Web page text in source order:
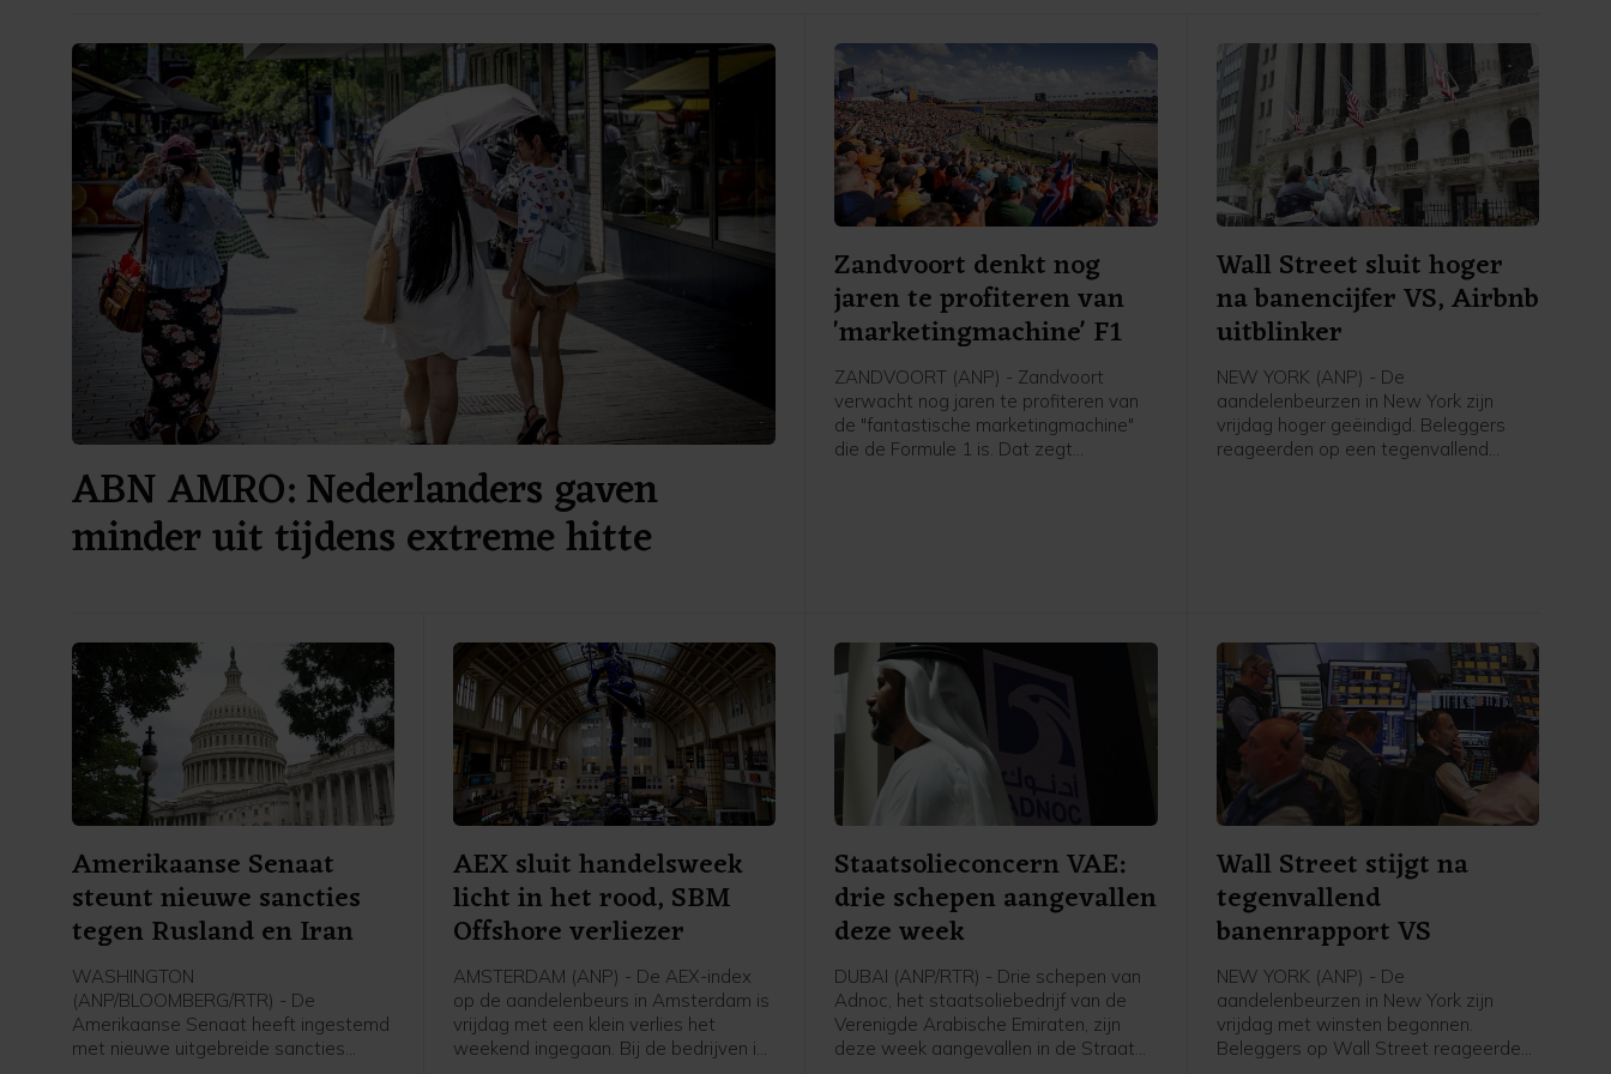
ABN AMRO: Nederlanders gaven
minder uit tijdens extreme hitte
Zandvoort denkt nog
jaren te profiteren van
'marketingmachine' F1
ZANDVOORT (ANP) - Zandvoort
verwacht nog jaren te profiteren van
de "fantastische marketingmachine"
die de Formule 1 is. Dat zegt
moeten als we de hele wereld willen
blijven bereiken."
Wall Street sluit hoger
na banencijfer VS, Airbnb
uitblinker
NEW YORK (ANP) - De
aandelenbeurzen in New York zijn
vrijdag hoger geëindigd. Beleggers
reageerden op een tegenvallend
Amerikaanse Senaat
steunt nieuwe sancties
tegen Rusland en Iran
WASHINGTON
(ANP/BLOOMBERG/RTR) - De
Amerikaanse Senaat heeft ingestemd
met nieuwe uitgebreide sancties
AEX sluit handelsweek
licht in het rood, SBM
Offshore verliezer
AMSTERDAM (ANP) - De AEX-index
op de aandelenbeurs in Amsterdam is
vrijdag met een klein verlies het
weekend ingegaan. Bij de bedrijven in
Staatsolieconcern VAE:
drie schepen aangevallen
deze week
DUBAI (ANP/RTR) - Drie schepen van
Adnoc, het staatsoliebedrijf van de
Verenigde Arabische Emiraten, zijn
deze week aangevallen in de Straat
Wall Street stijgt na
tegenvallend
banenrapport VS
NEW YORK (ANP) - De
aandelenbeurzen in New York zijn
vrijdag met winsten begonnen.
Beleggers op Wall Street reageerden